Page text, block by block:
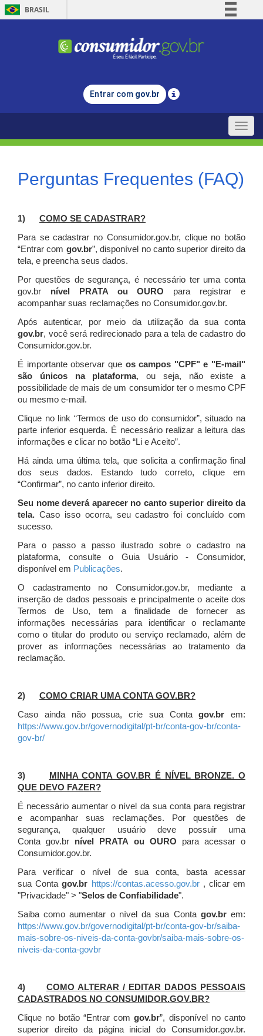
BRASIL
Comunica BR
Legislação
Entrar com gov.br
Toggle
Perguntas Frequentes (FAQ)
1) COMO SE CADASTRAR?
Para se cadastrar no Consumidor.gov.br, clique no botão
“Entrar com gov.br”, disponível no canto superior direito da
tela, e preencha seus dados.
Por questões de segurança, é necessário ter uma conta
gov.br nível PRATA ou OURO para registrar e
acompanhar suas reclamações no Consumidor.gov.br.
Após autenticar, por meio da utilização da sua conta
gov.br, você será redirecionado para a tela de cadastro do
Consumidor.gov.br.
É importante observar que os campos "CPF" e "E-mail"
são únicos na plataforma, ou seja, não existe a
possibilidade de mais de um consumidor ter o mesmo CPF
ou mesmo e-mail.
Clique no link “Termos de uso do consumidor”, situado na
parte inferior esquerda. É necessário realizar a leitura das
informações e clicar no botão “Li e Aceito”.
Há ainda uma última tela, que solicita a confirmação final
dos seus dados. Estando tudo correto, clique em
“Confirmar”, no canto inferior direito.
Seu nome deverá aparecer no canto superior direito da
tela. Caso isso ocorra, seu cadastro foi concluído com
sucesso.
Para o passo a passo ilustrado sobre o cadastro na
plataforma, consulte o Guia Usuário - Consumidor,
disponível em Publicações.
O cadastramento no Consumidor.gov.br, mediante a
inserção de dados pessoais e principalmente o aceite dos
Termos de Uso, tem a finalidade de fornecer as
informações necessárias para identificar o reclamante
como o titular do produto ou serviço reclamado, além de
prover as informações necessárias ao tratamento da
reclamação.
2) COMO CRIAR UMA CONTA GOV.BR?
Caso ainda não possua, crie sua Contagov.br em:
https://www.gov.br/governodigital/pt-br/conta-gov-br/conta-
gov-br/
3)
MINHA CONTA GOV.BR É NÍVEL BRONZE. O
QUE DEVO FAZER?
É necessário aumentar o nível da sua conta para registrar
e acompanhar suas reclamações. Por questões de
segurança, qualquer usuário deve possuir uma
Conta gov.br nível PRATA ou OURO para acessar o
Consumidor.gov.br.
Para verificar o nível de sua conta, basta acessar
sua Contagov.br https://contas.acesso.gov.br, clicar em
"Privacidade" > "Selos de Confiabilidade".
Saiba como aumentar o nível da sua Conta gov.brem:
https://www.gov.br/governodigital/pt-br/conta-gov-br/saiba-
mais-sobre-os-niveis-da-conta-govbr/saiba-mais-sobre-os-
niveis-da-conta-govbr
4) COMO ALTERAR / EDITAR DADOS PESSOAIS
CADASTRADOS NO CONSUMIDOR.GOV.BR?
Clique no botão “Entrar comgov.br”, disponível no canto
superior direito da página inicial do Consumidor.gov.br.